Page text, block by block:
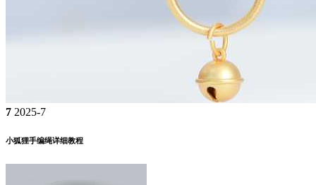
7 2025-7
小狐狸手编绳详细教程